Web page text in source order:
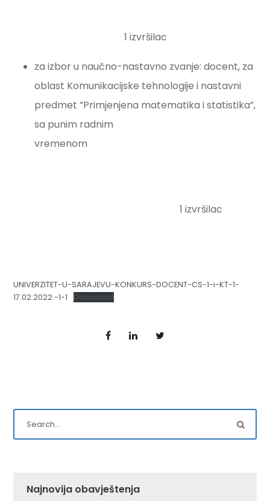
1 izvršilac
za izbor u naučno-nastavno zvanje: docent, za
oblast Komunikacijske tehnologije i nastavni
predmet ”Primjenjena matematika i statistika”,
sa punim radnim
vremenom
1 izvršilac
UNIVERZITET-U-SARAJEVU-KONKURS-DOCENT-CS-1-i-KT-1-
17.02.2022.-1-1
Download
Najnovija obavještenja